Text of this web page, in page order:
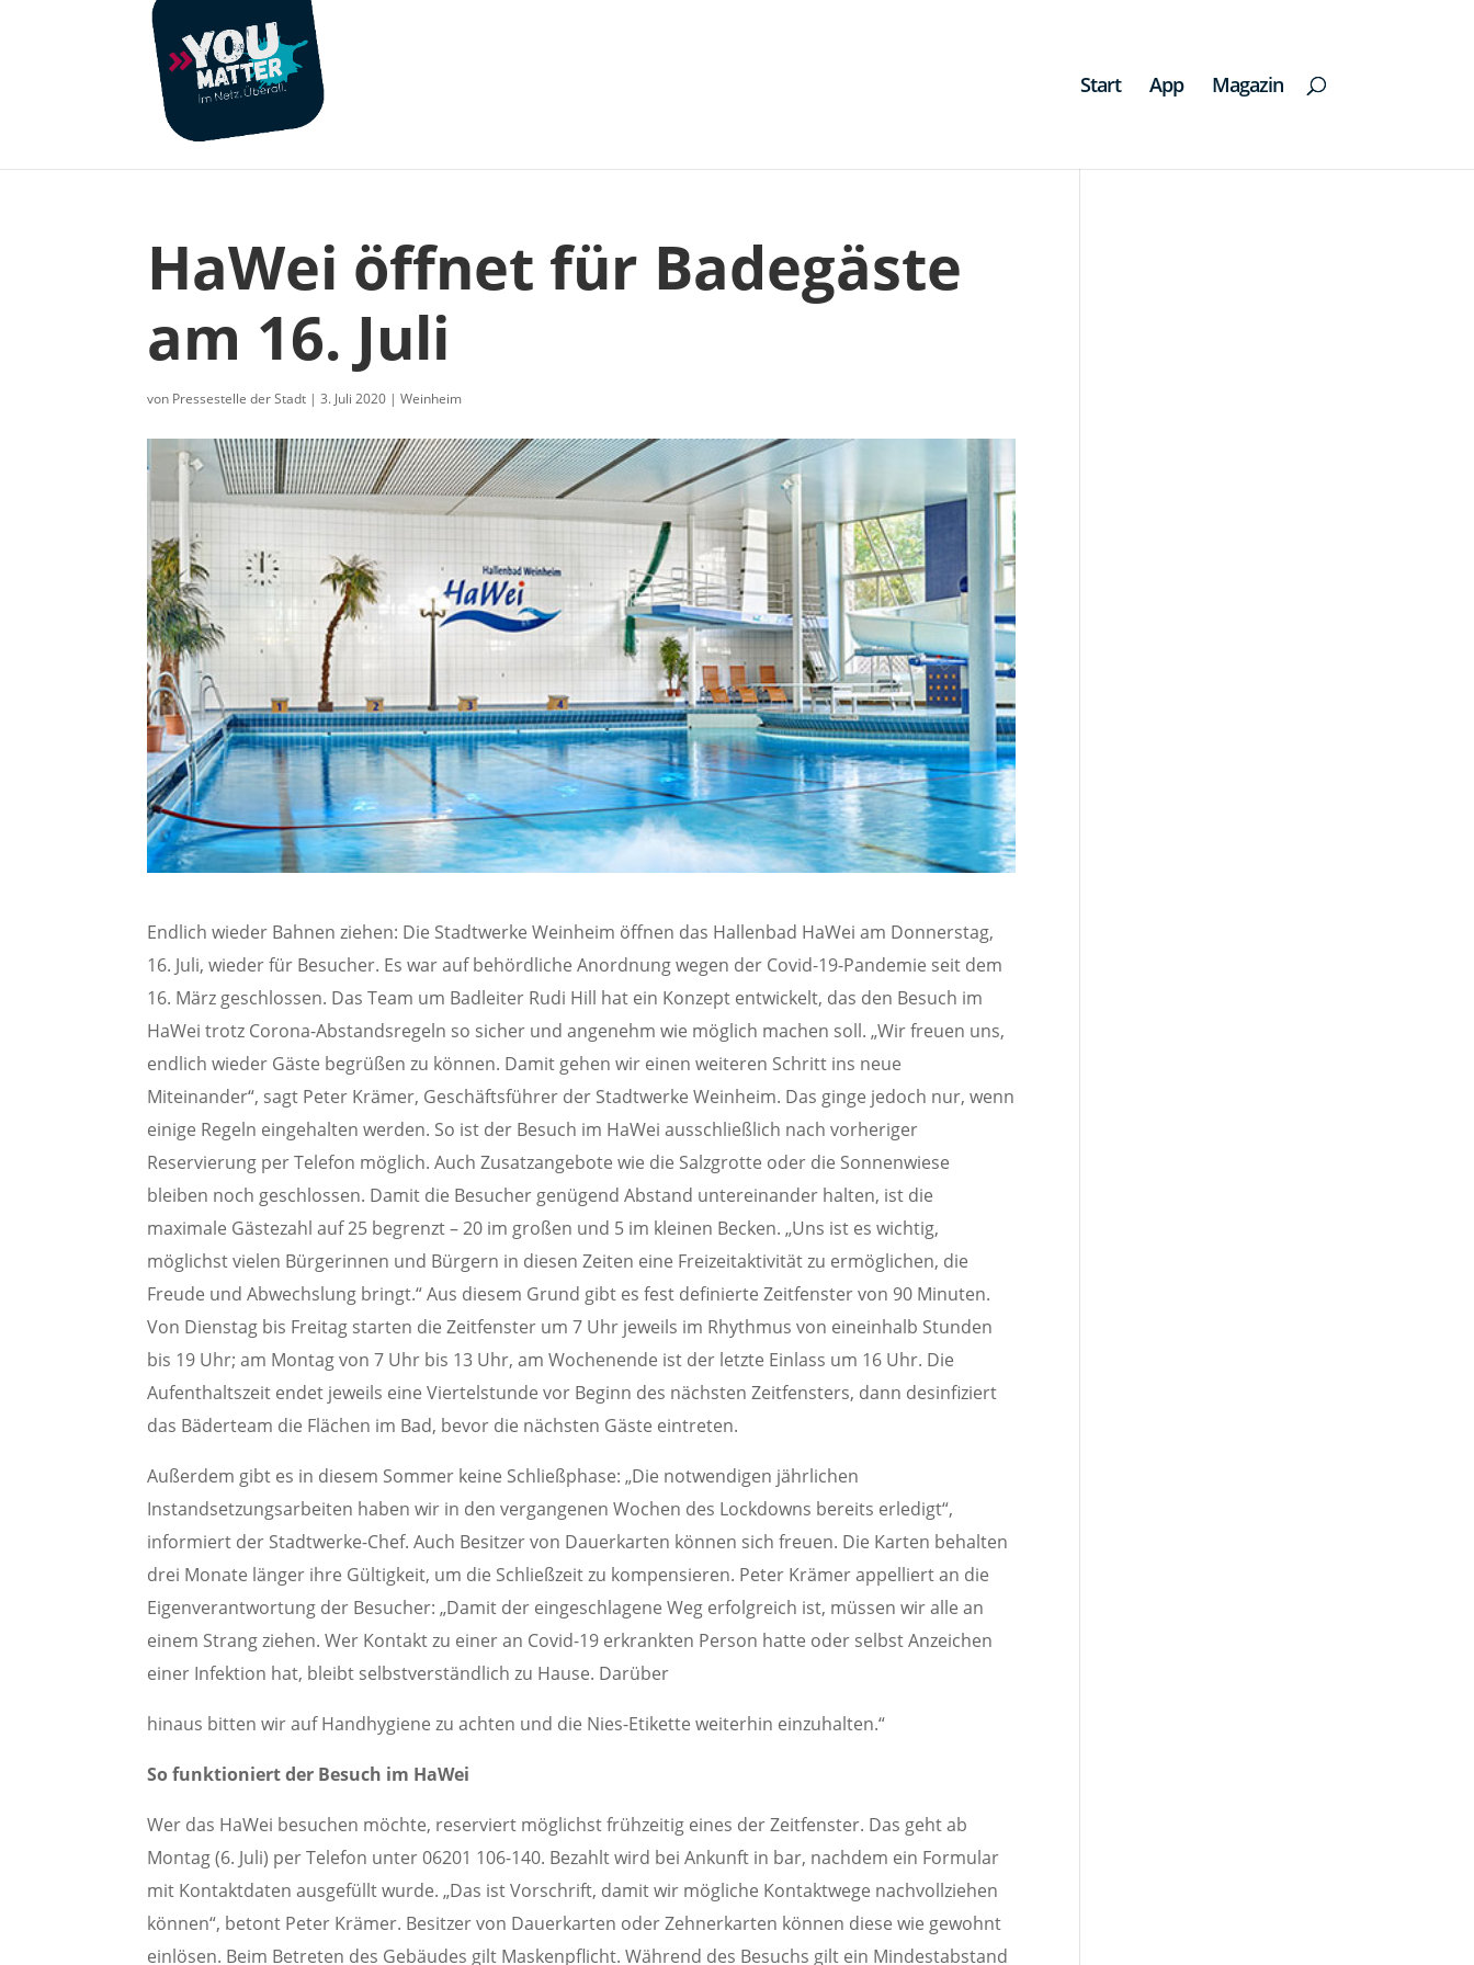
Start App Magazin
HaWei öffnet für Badegäste
am 16. Juli
von Pressestelle der Stadt |3. Juli 2020 |Weinheim
Endlich wieder Bahnen ziehen: Die Stadtwerke Weinheim öffnen das Hallenbad HaWei am Donnerstag,
16. Juli, wieder für Besucher. Es war auf behördliche Anordnung wegen der Covid-19-Pandemie seit dem
16. März geschlossen. Das Team um Badleiter Rudi Hill hat ein Konzept entwickelt, das den Besuch im
HaWei trotz Corona-Abstandsregeln so sicher und angenehm wie möglich machen soll. „Wir freuen uns,
endlich wieder Gäste begrüßen zu können. Damit gehen wir einen weiteren Schritt ins neue
Miteinander“, sagt Peter Krämer, Geschäftsführer der Stadtwerke Weinheim. Das ginge jedoch nur, wenn
einige Regeln eingehalten werden. So ist der Besuch im HaWei ausschließlich nach vorheriger
Reservierung per Telefon möglich. Auch Zusatzangebote wie die Salzgrotte oder die Sonnenwiese
bleiben noch geschlossen. Damit die Besucher genügend Abstand untereinander halten, ist die
maximale Gästezahl auf 25 begrenzt – 20 im großen und 5 im kleinen Becken. „Uns ist es wichtig,
möglichst vielen Bürgerinnen und Bürgern in diesen Zeiten eine Freizeitaktivität zu ermöglichen, die
Freude und Abwechslung bringt.“ Aus diesem Grund gibt es fest definierte Zeitfenster von 90 Minuten.
Von Dienstag bis Freitag starten die Zeitfenster um 7 Uhr jeweils im Rhythmus von eineinhalb Stunden
bis 19 Uhr; am Montag von 7 Uhr bis 13 Uhr, am Wochenende ist der letzte Einlass um 16 Uhr. Die
Aufenthaltszeit endet jeweils eine Viertelstunde vor Beginn des nächsten Zeitfensters, dann desinfiziert
das Bäderteam die Flächen im Bad, bevor die nächsten Gäste eintreten.
Außerdem gibt es in diesem Sommer keine Schließphase: „Die notwendigen jährlichen
Instandsetzungsarbeiten haben wir in den vergangenen Wochen des Lockdowns bereits erledigt“,
informiert der Stadtwerke-Chef. Auch Besitzer von Dauerkarten können sich freuen. Die Karten behalten
drei Monate länger ihre Gültigkeit, um die Schließzeit zu kompensieren. Peter Krämer appelliert an die
Eigenverantwortung der Besucher: „Damit der eingeschlagene Weg erfolgreich ist, müssen wir alle an
einem Strang ziehen. Wer Kontakt zu einer an Covid-19 erkrankten Person hatte oder selbst Anzeichen
einer Infektion hat, bleibt selbstverständlich zu Hause. Darüber
hinaus bitten wir auf Handhygiene zu achten und die Nies-Etikette weiterhin einzuhalten.“
So funktioniert der Besuch im HaWei
Wer das HaWei besuchen möchte, reserviert möglichst frühzeitig eines der Zeitfenster. Das geht ab
Montag (6. Juli) per Telefon unter 06201 106-140. Bezahlt wird bei Ankunft in bar, nachdem ein Formular
mit Kontaktdaten ausgefüllt wurde. „Das ist Vorschrift, damit wir mögliche Kontaktwege nachvollziehen
können“, betont Peter Krämer. Besitzer von Dauerkarten oder Zehnerkarten können diese wie gewohnt
einlösen. Beim Betreten des Gebäudes gilt Maskenpflicht. Während des Besuchs gilt ein Mindestabstand